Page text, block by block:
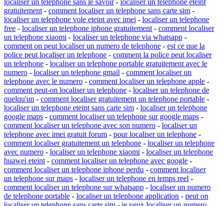
gratuitement - comment localiser un telephone sans carte sim -
localiser un telephone vole eteint avec imei - localiser un telephone
free - localiser un telephone iphone gratuitement - comment localiser
un telephone xiaomi - localiser un telephone via whatsapp -
comment on peut localiser un numero de telephone - est ce que la
police peut localiser un telephone - comment la police peut localiser
un telephone - localiser un telephone portable gratuitement avec le
numero - localiser un telephone gmail - comment localiser un
telephone avec le numero - comment localiser un telephone apple -
comment peut-on localiser un telephone - localiser un telephone de
quelqu'un - comment localiser gratuitement un telephone portable -
localiser un telephone eteint sans carte sim - localiser un telephone
google maps - comment localiser un telephone sur google maps -
comment localiser un telephone avec son numero - localiser un
telephone avec imei gratuit forum - pour localiser un telephone -
comment localiser gratuitement un telephone - localiser un telephone
avec numero - localiser un telephone xiaomi - localiser un telephone
huawei eteint - comment localiser un telephone avec google -
comment localiser un telephone iphone perdu - comment localiser
un telephone sur maps - localiser un telephone en temps reel -
comment localiser un telephone sur whatsapp - localiser un numero
de telephone portable - localiser un telephone application - peut on